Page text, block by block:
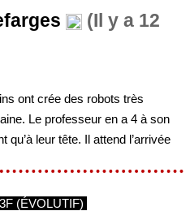
(Il y a 12
ont crée des robots très
Le professeur en a 4 à son
qu’à leur tête. Il attend l’arrivée
(ÉVOLUTIF)